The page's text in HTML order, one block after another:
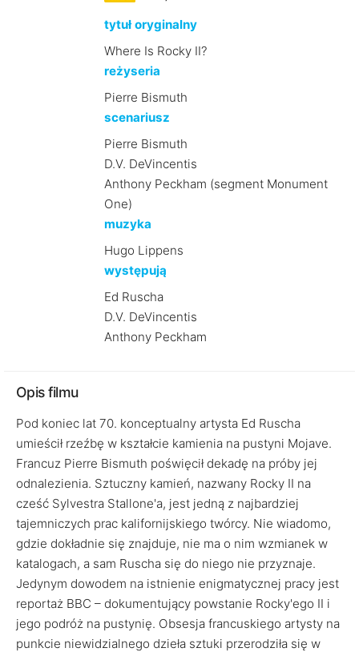
tytuł oryginalny
Where Is Rocky II?
reżyseria
Pierre Bismuth
scenariusz
Pierre Bismuth
D.V. DeVincentis
Anthony Peckham (segment Monument
One)
muzyka
Hugo Lippens
występują
Ed Ruscha
D.V. DeVincentis
Anthony Peckham
Opis filmu
Pod koniec lat 70. konceptualny artysta Ed Ruscha
umieścił rzeźbę w kształcie kamienia na pustyni Mojave.
Francuz Pierre Bismuth poświęcił dekadę na próby jej
odnalezienia. Sztuczny kamień, nazwany Rocky II na
cześć Sylvestra Stallone'a, jest jedną z najbardziej
tajemniczych prac kalifornijskiego twórcy. Nie wiadomo,
gdzie dokładnie się znajduje, nie ma o nim wzmianek w
katalogach, a sam Ruscha się do niego nie przyznaje.
Jedynym dowodem na istnienie enigmatycznej pracy jest
reportaż BBC – dokumentujący powstanie Rocky'ego II i
jego podróż na pustynię. Obsesja francuskiego artysty na
punkcie niewidzialnego dzieła sztuki przerodziła się w